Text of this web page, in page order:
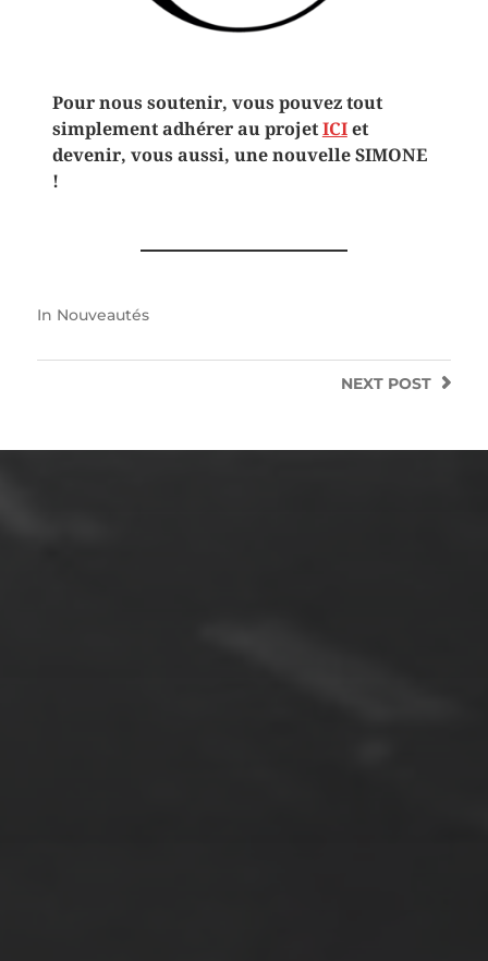
Pour nous soutenir, vous pouvez tout
simplement adhérer au projetICIet
devenir, vous aussi, une nouvelle SIMONE
!
In Nouveautés
NEXT POST